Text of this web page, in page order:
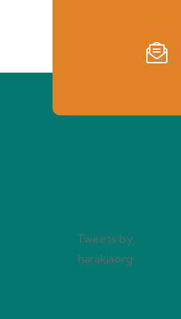
Tweets by
harakiaorg